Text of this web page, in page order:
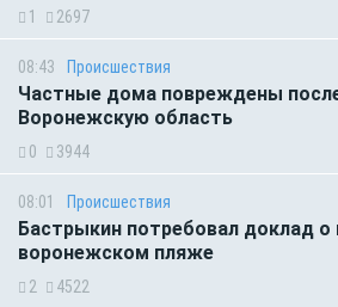
1 2697
08:43 Происшествия
Частные дома повреждены
Воронежскую область
0 3944
08:01 Происшествия
Бастрыкин потребовал доклад о
воронежском пляже
2 4522